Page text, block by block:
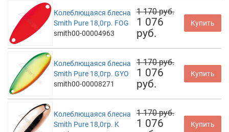
Колеблющаяся блесна
Smith Pure 18,0гр. FOG
smith00-00004963
1 170 руб.
1 076
руб.
Купить
Колеблющаяся блесна
Smith Pure 18,0гр. GYO
smith00-00008271
1 170 руб.
1 076
руб.
Купить
Колеблющаяся блесна
Smith Pure 18,0гр. K
1 170 руб.
1 076
Купить